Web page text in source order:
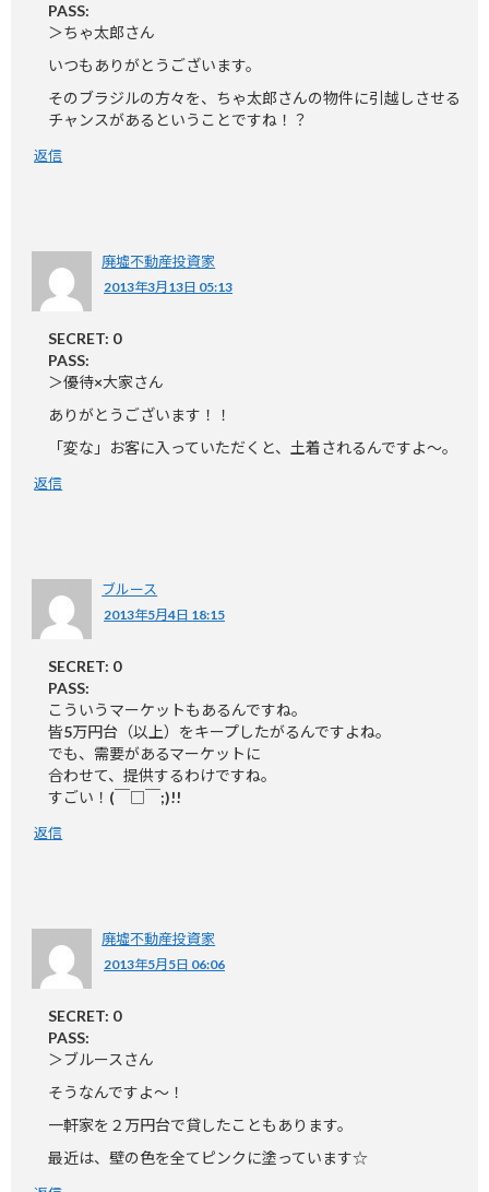
PASS:
＞ちゃ太郎さん
いつもありがとうございます。
そのブラジルの方々を、ちゃ太郎さんの物件に引越しさせる
チャンスがあるということですね！？
返信
廃墟不動産投資家
2013年3月13日 05:13
SECRET: 0
PASS:
＞優待×大家さん
ありがとうございます！！
「変な」お客に入っていただくと、土着されるんですよ～。
返信
ブルース
2013年5月4日 18:15
SECRET: 0
PASS:
こういうマーケットもあるんですね。
皆5万円台（以上）をキープしたがるんですよね。
でも、需要があるマーケットに
合わせて、提供するわけですね。
すごい！(￣□￣;)!!
返信
廃墟不動産投資家
2013年5月5日 06:06
SECRET: 0
PASS:
＞ブルースさん
そうなんですよ～！
一軒家を２万円台で貸したこともあります。
最近は、壁の色を全てピンクに塗っています☆